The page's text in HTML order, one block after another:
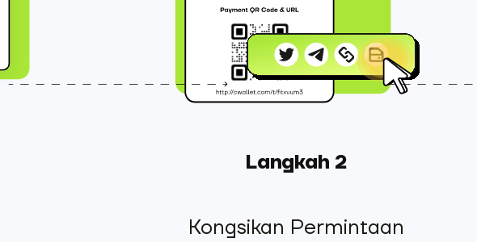
Langkah 2
Kongsikan Permintaan